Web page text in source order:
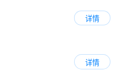
详情
详情